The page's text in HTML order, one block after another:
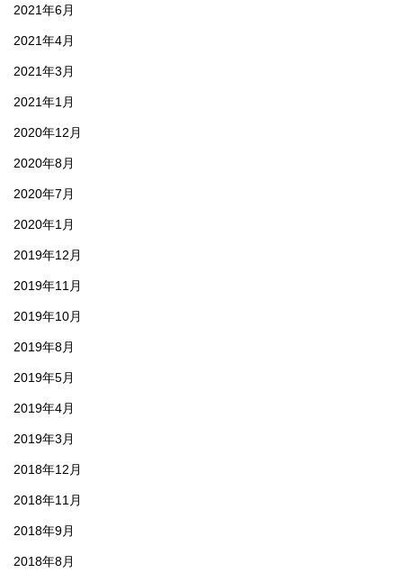
2021年6月
2021年4月
2021年3月
2021年1月
2020年12月
2020年8月
2020年7月
2020年1月
2019年12月
2019年11月
2019年10月
2019年8月
2019年5月
2019年4月
2019年3月
2018年12月
2018年11月
2018年9月
2018年8月